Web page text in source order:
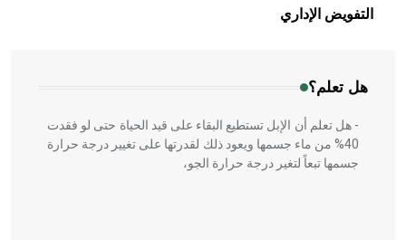
التفويض الإداري
هل تعلم؟
بالعمارة الإسلامية في بلاد الشام ومصر خاصة، حيث يحرص
المعمار على بناء مداميكه وخاصة في الواجهات
- هل تعلم أن الإبل تستطيع البقاء على قيد الحياة حتى لو فقدت
40% من ماء جسمها ويعود ذلك لقدرتها على تغيير درجة حرارة
جسمها تبعاً لتغير درجة حرارة الجو،